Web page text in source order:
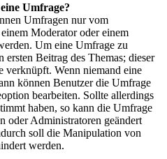
Umfrage?
Umfragen nur vom
Moderator oder einem
Um eine Umfrage zu
ersten Beitrag des Themas; dieser
verknüpft. Wenn niemand eine
können Benutzer die Umfrage
bearbeiten. Sollte allerdings
haben, so kann die Umfrage
oder Administratoren geändert
soll die Manipulation von
werden.